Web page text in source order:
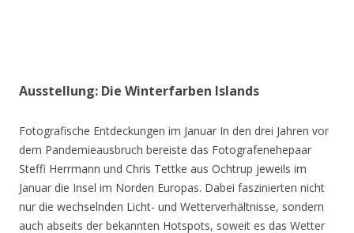
Ausstellung: Die Winterfarben Islands
Fotografische Entdeckungen im Januar In den drei Jahren vor
dem Pandemieausbruch bereiste das Fotografenehepaar
Steffi Herrmann und Chris Tettke aus Ochtrup jeweils im
Januar die Insel im Norden Europas. Dabei faszinierten nicht
nur die wechselnden Licht- und Wetterverhältnisse, sondern
auch abseits der bekannten Hotspots, soweit es das Wetter